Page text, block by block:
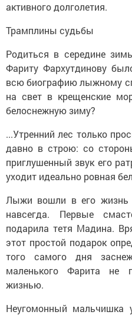
активного долголетия.
Трамплины судьбы
Родиться в середине
Фариту Фархутдинову
всю биографию лыжному
на свет в крещенские
белоснежную зиму?
...Утренний лес только
давно в строю: со
приглушенный звук его
уходит идеально ровная
Лыжи вошли в его
навсегда. Первые
подарила тетя Мадина.
этот простой подарок
того самого дня
маленького Фарита не
жизнью.
Неугомонный мальчишка